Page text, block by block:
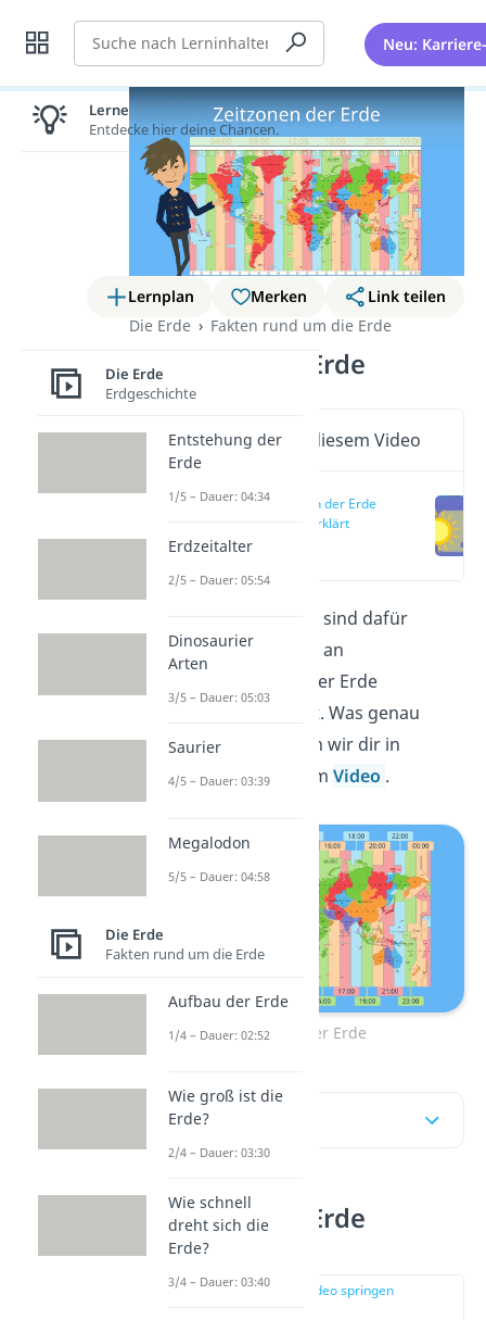
Suche Neu:
Lernplan Merken
Link teilen
Die Erde
Fakten rund um die Erde
Zeitzonen der Erde
Wichtige Inhalte in diesem Video
Zeitzonen der Erde
einfach erklärt
Zeitzonen der Erdesind dafür
verantwortlich, dass es an
verschiedenen Orten der Erde
unterschiedlich spät ist. Was genau
dahintersteckt erklären wir dir in
unserem Beitrag und imVideo .
Zeitzonen der Erde
Inhaltsübersicht
Zeitzonen der Erde
einfach erklärt
zur Stelle im Video springen
Lernen lohnt sich!
Entdecke hier deine Chancen.
Die Erde
Erdgeschichte
Entstehung der
Erde
1/5 – Dauer: 04:34
Erdzeitalter
2/5 – Dauer: 05:54
Dinosaurier
Arten
3/5 – Dauer: 05:03
Saurier
4/5 – Dauer: 03:39
Megalodon
5/5 – Dauer: 04:58
Die Erde
Fakten rund um die Erde
Aufbau der Erde
1/4 – Dauer: 02:52
Wie groß ist die
Erde?
2/4 – Dauer: 03:30
Wie schnell
dreht sich die
Erde?
3/4 – Dauer: 03:40